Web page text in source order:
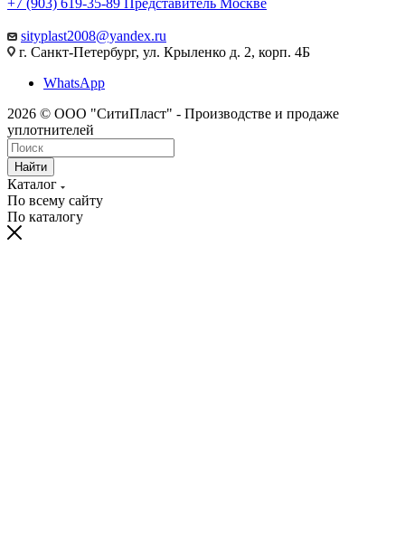
sityplast2008@yandex.ru
г. Санкт-Петербург, ул. Крыленко д. 2, корп. 4Б
WhatsApp
2026 © ООО "СитиПласт" - Производстве и продаже
уплотнителей
Найти
Каталог
По всему сайту
По каталогу